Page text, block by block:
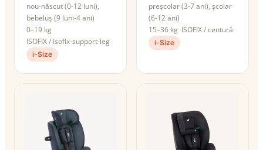
nou-născut (0-12 luni),
bebeluș (9 luni-4 ani)
0–19 kg
ISOFIX / isofix-support-leg
i-Size
preșcolar (3-7 ani), școlar
(6-12 ani)
15–36 kg ISOFIX / centură
i-Size